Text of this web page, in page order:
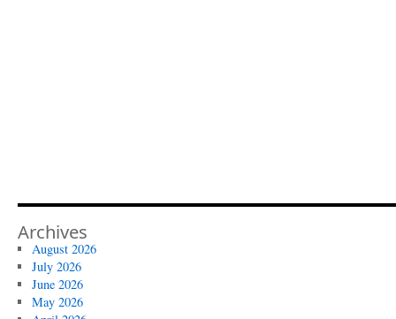
Archives
August 2026
July 2026
June 2026
May 2026